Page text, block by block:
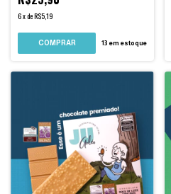
6xdeR$5,19
13 em estoque